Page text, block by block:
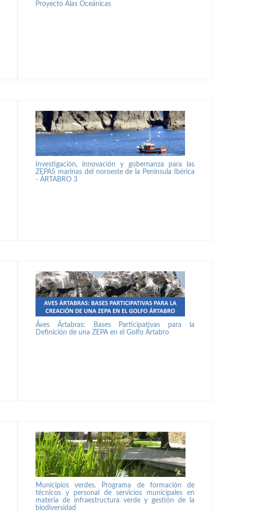
Proyecto Alas Oceánicas
Investigación, innovación y gobernanza para las
ZEPAS marinas del noroeste de la Península Ibérica
- ÁRTABRO 3
Áves Ártabras: Bases Participativas para la
Definición de una ZEPA en el Golfo Ártabro
Municipios verdes. Programa de formación de
técnicos y personal de servicios municipales en
materia de infraestructura verde y gestión de la
biodiversidad